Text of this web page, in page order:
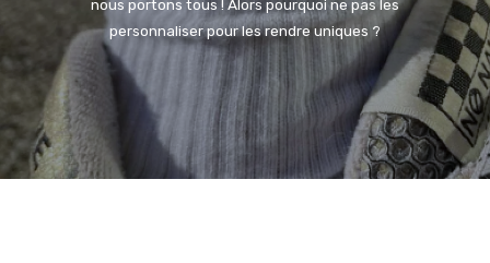
nous portons tous ! Alors pourquoi ne pas les
personnaliser pour les rendre uniques ?